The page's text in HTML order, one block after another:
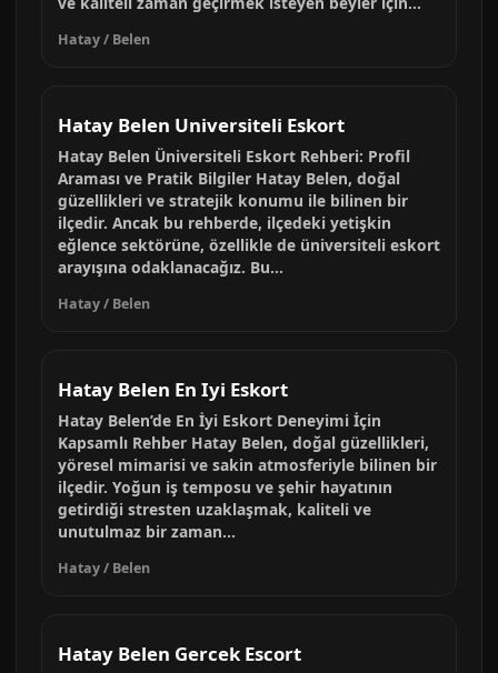
Hatay / Belen
Hatay Belen Universiteli Eskort
Hatay Belen Üniversiteli Eskort Rehberi: Profil
Araması ve Pratik Bilgiler Hatay Belen, doğal
güzellikleri ve stratejik konumu ile bilinen bir
ilçedir. Ancak bu rehberde, ilçedeki yetişkin
eğlence sektörüne, özellikle de üniversiteli eskort
arayışına odaklanacağız. Bu...
Hatay / Belen
Hatay Belen En Iyi Eskort
Hatay Belen’de En İyi Eskort Deneyimi İçin
Kapsamlı Rehber Hatay Belen, doğal güzellikleri,
yöresel mimarisi ve sakin atmosferiyle bilinen bir
ilçedir. Yoğun iş temposu ve şehir hayatının
getirdiği stresten uzaklaşmak, kaliteli ve
unutulmaz bir zaman...
Hatay / Belen
Hatay Belen Gercek Escort